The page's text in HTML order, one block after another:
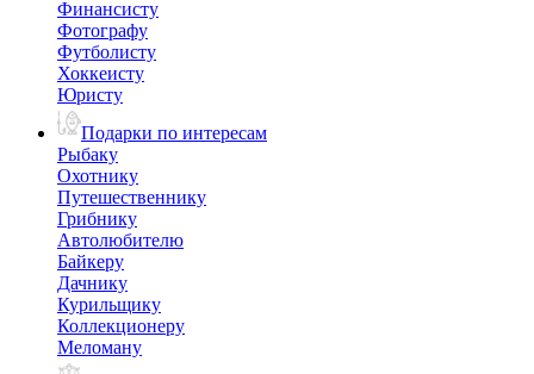
Финансисту
Фотографу
Футболисту
Хоккеисту
Юристу
Подарки по интересам
Рыбаку
Охотнику
Путешественнику
Грибнику
Автолюбителю
Байкеру
Дачнику
Курильщику
Коллекционеру
Меломану